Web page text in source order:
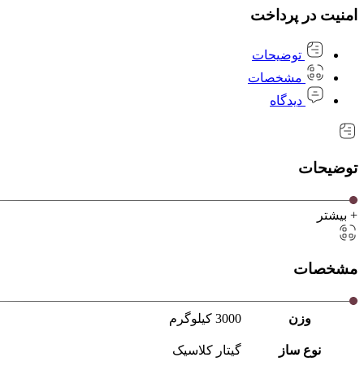
امنیت در پرداخت
توضیحات
مشخصات
دیدگاه
توضیحات
+ بیشتر
مشخصات
وزن 3000 کیلوگرم
نوع ساز گیتار کلاسیک